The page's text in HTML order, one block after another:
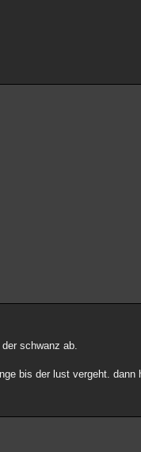
schwanz ab.
bis der lust vergeht. dann